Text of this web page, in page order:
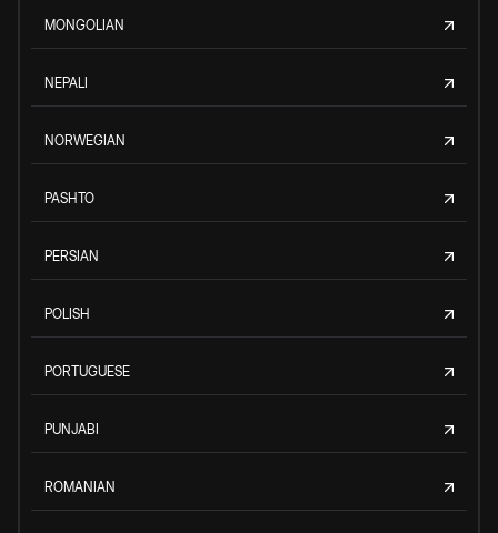
MONGOLIAN
NEPALI
NORWEGIAN
PASHTO
PERSIAN
POLISH
PORTUGUESE
PUNJABI
ROMANIAN